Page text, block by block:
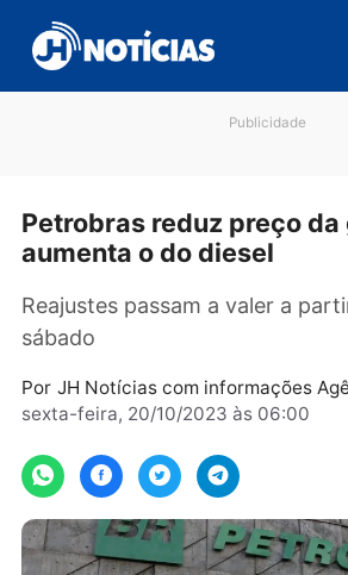
para
conteúdo
Petrobras reduz preço
Reajustes passam a valer a
sábado
JH Notícias com informações
sexta-feira, 20/10/2023 às 06:00